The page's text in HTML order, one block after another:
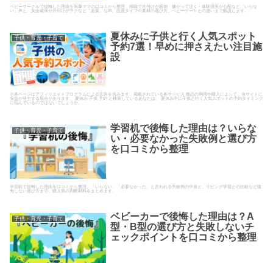
ベビーサークルで後悔した理由を先輩ママの口コミから整理。掃除で片付けが面倒・嫌がって泣く・体験損失が心配など「いらな
い」声と、安全確保や片付けがラクなど「必要」な声、設置タイプや素材の選び方、ベビーゲートとの違いまで解説します。
子供・育児・子育て
夏休みに子供と行く人気スポット
予約7選！早めに押さえたい注目施
設
※本ページはアフィリエイトプログラムによる広告を含みます。掲載されている各サービス 商品の利用や購入によって、当サイトに
収益が発生する場合があります。 夏休み 子供 予約 と検索しているあなたは、 夏休み中に子供と行く人気スポットの予約タイミング
に悩んでいるのではないでしょうか。
子供・育児・子育て
学習机で後悔した理由は？いらな
い・必要なかった失敗例と選び方
を口コミから整理
学習机で後悔した理由を口コミから整理。「いらない」「必要なかった」と言われる失敗例の中身と、リビング学習との比較など後
悔しない選び方まで、購入前の判断材料をまとめます。
子供・育児・子育て
ベビーカーで後悔した理由は？A
型・B型の選び方と失敗しないチ
ェックポイントを口コミから整理